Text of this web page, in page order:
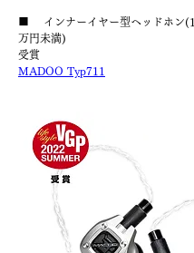
■    インナーイヤー型ヘッドホン
万円未満)
受賞
MADOO Typ711